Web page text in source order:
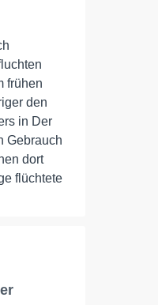
frühen
den
in Der
Gebrauch
dort
flüchtete